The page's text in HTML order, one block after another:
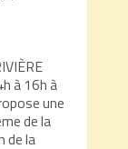
à 16h à
une
de la
de la